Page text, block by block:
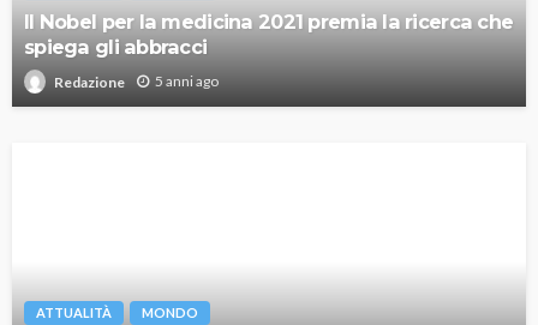
Il Nobel per la medicina 2021 premia la ricerca che
spiega gli abbracci
Redazione 5 anni ago
ATTUALITÀ MONDO